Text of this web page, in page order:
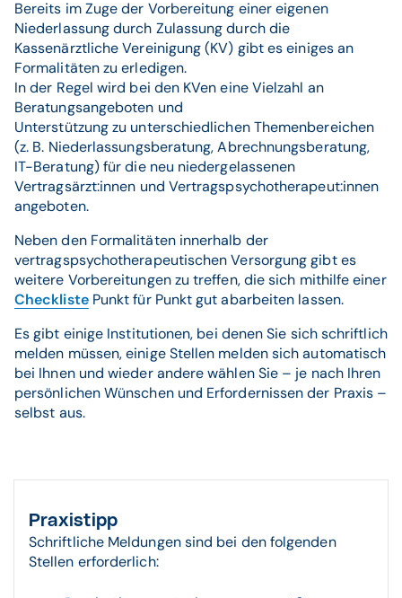
Bereits im Zuge der Vorbereitung einer eigenen
Niederlassung durch Zulassung durch die
Kassenärztliche Vereinigung (KV) gibt es einiges an
Formalitäten zu erledigen.
In der Regel wird bei den KVen eine Vielzahl an
Beratungsangeboten und
Unterstützung zu unterschiedlichen Themenbereichen
(z. B. Niederlassungsberatung, Abrechnungsberatung,
IT-Beratung) für die neu niedergelassenen
Vertragsärzt:innen und Vertragspsychotherapeut:innen
angeboten.
Neben den Formalitäten innerhalb der
vertragspsychotherapeutischen Versorgung gibt es
weitere Vorbereitungen zu treffen, die sich mithilfe einer
ChecklistePunkt für Punkt gut abarbeiten lassen.
Es gibt einige Institutionen, bei denen Sie sich schriftlich
melden müssen, einige Stellen melden sich automatisch
bei Ihnen und wieder andere wählen Sie – je nach Ihren
persönlichen Wünschen und Erfordernissen der Praxis –
selbst aus.
Praxistipp
Schriftliche Meldungen sind bei den folgenden
Stellen erforderlich: